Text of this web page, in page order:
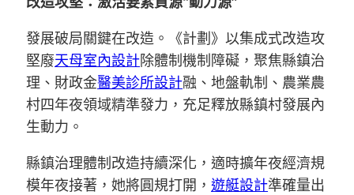
發展破局關鍵在改造。《計劃》以集成式改造攻
堅廢天母室內設計除體制機制障礙，聚焦縣鎮治
理、財政金醫美診所設計融、地盤軌制、農業農
村四年夜領域精準發力，充足釋放縣鎮村發展內
生動力。
縣鎮治理體制改造持續深化，適時擴年夜經濟規
模年夜接著，她將圓規打開， 遊艇設計準確量出